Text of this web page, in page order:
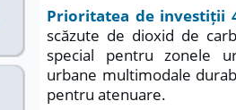
Prioritatea de investiții
scăzute de dioxid de
special pentru zonele
urbane multimodale
pentru atenuare.